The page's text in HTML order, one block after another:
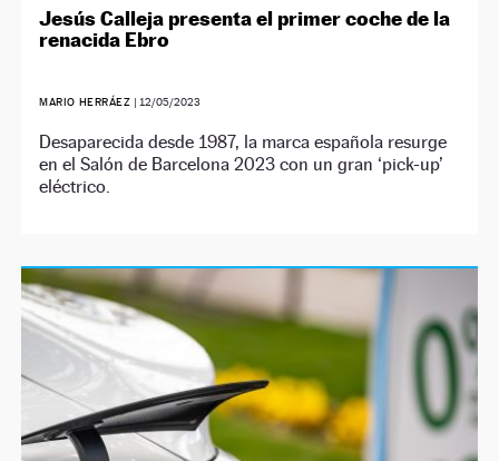
Jesús Calleja presenta el primer coche de la
renacida Ebro
MARIO HERRÁEZ | 12/05/2023
Desaparecida desde 1987, la marca española resurge
en el Salón de Barcelona 2023 con un gran ‘pick-up’
eléctrico.